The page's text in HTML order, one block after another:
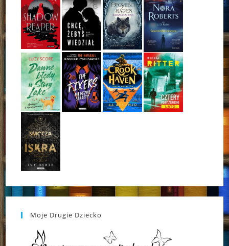
Moje Drugie Dziecko